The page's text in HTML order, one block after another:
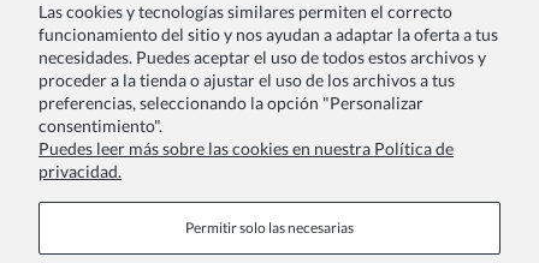
Tu reseña:
Las cookies y tecnologías similares permiten el correcto
funcionamiento del sitio y nos ayudan a adaptar la oferta a tus
necesidades. Puedes aceptar el uso de todos estos archivos y
proceder a la tienda o ajustar el uso de los archivos a tus
preferencias, seleccionando la opción "Personalizar
consentimiento".
Puedes leer más sobre las cookies en nuestra Política de
privacidad.
Permitir solo las necesarias